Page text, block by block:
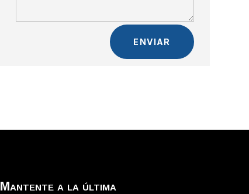
ENVIAR
Mantente a la última